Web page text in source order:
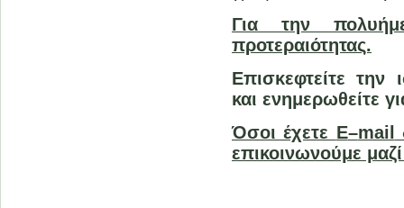
Για την
προτεραιότητας.
Επισκεφτείτε την
και ενημερωθείτε
Όσοι έχετε E–mail
επικοινωνούμε